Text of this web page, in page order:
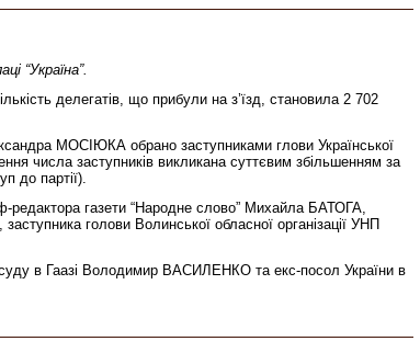
“Україна”.
делегатів, що прибули на з’їзд, становила 2 702
МОСІЮКА обрано заступниками глови Української
числа заступників викликана суттєвим збільшенням за
до партії).
газети “Народне слово” Михайла БАТОГА,
голови Волинської обласної організації УНП
в Гаазі Володимир ВАСИЛЕНКО та екс-посол України в